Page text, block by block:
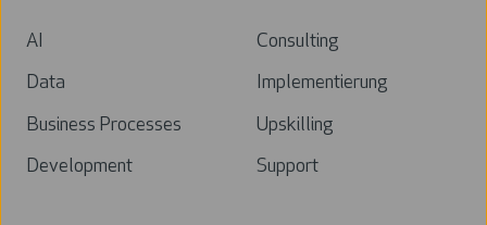
AI
Data
Business Processes
Development
Consulting
Implementierung
Upskilling
Support